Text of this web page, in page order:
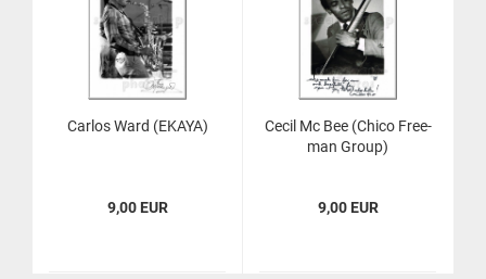
Car­los Ward (EKAYA)
9,00 EUR
Cecil Mc Bee (Chico Free­
man Group)
9,00 EUR